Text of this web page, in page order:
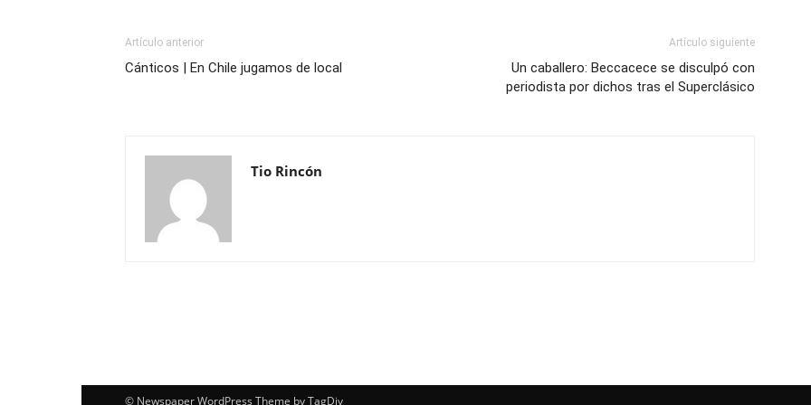
Artículo anterior
Cánticos | En Chile jugamos de local
Artículo siguiente
Un caballero: Beccacece se disculpó con
periodista por dichos tras el Superclásico
Tio Rincón
© Newspaper WordPress Theme by TagDiv